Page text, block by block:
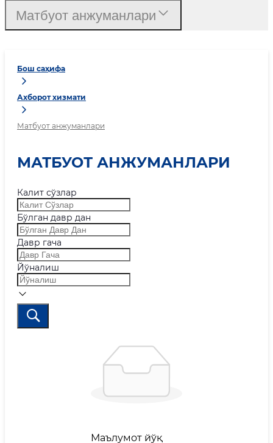
Бош саҳифа
Ахборот хизмати
Матбуот анжуманлари
МАТБУОТ АНЖУМАНЛАРИ
Калит сўзлар
Бўлган давр дан
Давр гача
Йўналиш
Маълумот йўқ
Матбуот анжуманлари